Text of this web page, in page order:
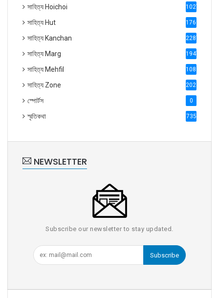
সাহিত্য Hoichoi 1027
সাহিত্য Hut 1769
সাহিত্য Kanchan 2287
সাহিত্য Marg 1947
সাহিত্য Mehfil 1088
সাহিত্য Zone 2028
স্পোর্টস 0
স্মৃতিকথা 735
NEWSLETTER
Subscribe our newsletter to stay updated.
Subscribe